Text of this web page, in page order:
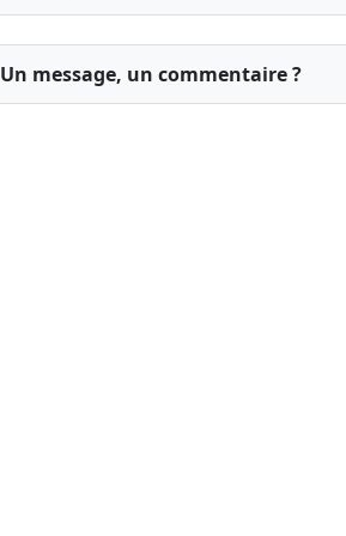
Un message, un commentaire ?